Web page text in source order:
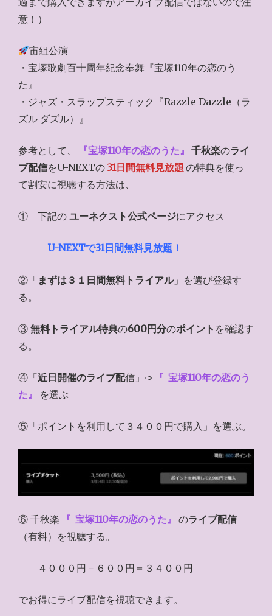
意！）
宙組公演
・宝塚歌劇百十周年紀念奉舞『宝塚110年の恋のう
た』
・ジャズ・スラップスティック『Razzle Dazzle（ラ
ズル ダズル）』
参考として、 『宝塚110年の恋のうた』 千秋楽のライ
ブ配信をU-NEXTの 31日間無料見放題 の特典を使っ
て割安に視聴する方法は、
① 下記の ユーネクスト公式ページにアクセス
U-NEXTで31日間無料見放題！
②「 まずは３１日間無料トライアル」を選び登録す
る。
③ 無料トライアル特典の600円分のポイント を確認す
る。
④「近日開催のライブ配信」➩ 『 宝塚110年の恋のう
た』
を選ぶ
⑤「ポイントを利用して３４００円で購入」を選ぶ。
⑥ 千秋楽 『 宝塚110年の恋のうた』 のライブ配信
（有料）を視聴する。
４０００円－６００円＝３４００円
でお得にライブ配信を視聴できます。